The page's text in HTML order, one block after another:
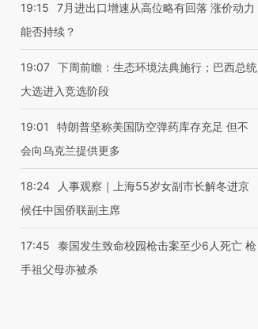
19:15
7月进出口增速从高位略有回落 涨价动力
能否持续？
19:07 下周前瞻：生态环境法典施行；巴西总统
大选进入竞选阶段
19:01
特朗普坚称美国防空弹药库存充足 但不
会向乌克兰提供更多
18:24
人事观察｜上海55岁女副市长解冬进京
候任中国侨联副主席
17:45
泰国发生致命校园枪击案至少6人死亡 枪
手祖父母亦被杀